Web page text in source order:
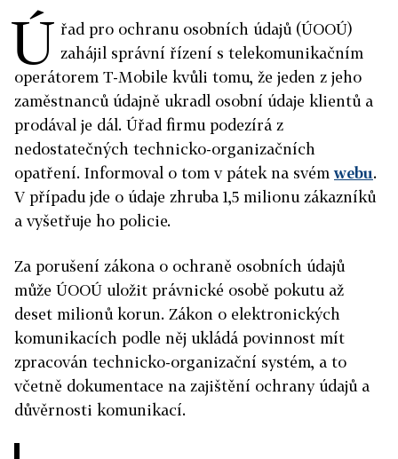
Ú řad pro ochranu osobních údajů (ÚOOÚ)
zahájil správní řízení s telekomunikačním
operátorem T-Mobile kvůli tomu, že jeden z jeho
zaměstnanců údajně ukradl osobní údaje klientů a
prodával je dál. Úřad firmu podezírá z
nedostatečných technicko-organizačních
opatření. Informoval o tom v pátek na svémwebu.
V případu jde o údaje zhruba 1,5 milionu zákazníků
a vyšetřuje ho policie.
Za porušení zákona o ochraně osobních údajů
může ÚOOÚ uložit právnické osobě pokutu až
deset milionů korun. Zákon o elektronických
komunikacích podle něj ukládá povinnost mít
zpracován technicko-organizační systém, a to
včetně dokumentace na zajištění ochrany údajů a
důvěrnosti komunikací.